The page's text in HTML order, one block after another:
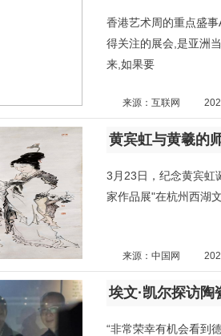
香港艺术周的重点盛
得关注的展会,是亚洲
来,如果要
来源：互联网
黄宾虹与黄羲的
3月23日，纪念黄宾虹
家作品展"在杭州西湖
来源：中国网
埃文·凯尔探访
“非常荣幸有机会看到